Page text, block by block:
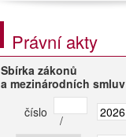
Právní akty
Sbírka zákonů
a mezinárodních smluv
číslo
/